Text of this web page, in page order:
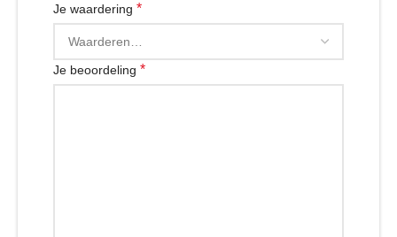
Je waardering *
Je beoordeling *